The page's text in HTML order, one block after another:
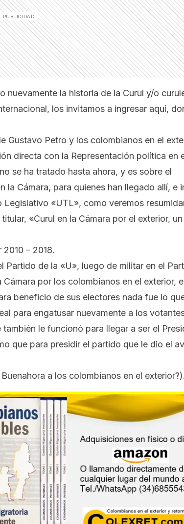
nuevamente la historia de la Curul y/o
los invitamos a ingresar aquí,
Gustavo Petro y los colombianos en el
directa con la Representación política en
se ha tratado hasta ahora, y es sobre el
la Cámara, para quienes han llegado allí, e
«UTL», como veremos
«Curul en la Cámara por el exterior, un
– 2018.
Partido de la «U», luego de militar en el
por los colombianos en el exterior,
beneficio de sus electores nada fue lo
para engatusar nuevamente a los
le funcionó para llegar a ser el
que para presidir el partido que le dio el
a los colombianos en el exterior?).